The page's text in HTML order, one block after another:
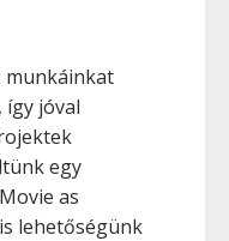
munkáinkat
jóval
egy
as
lehetőségünk